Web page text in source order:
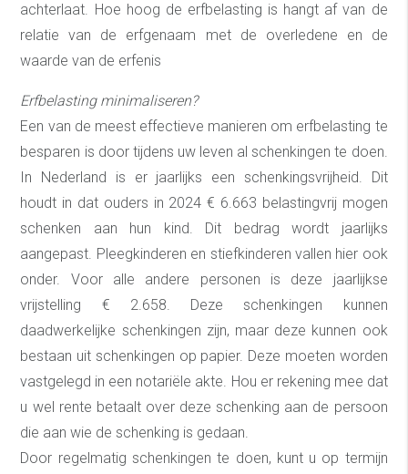
achterlaat. Hoe hoog de erfbelasting is hangt af van de
relatie van de erfgenaam met de overledene en de
waarde van de erfenis
Erfbelasting minimaliseren?
Een van de meest effectieve manieren om erfbelasting te
besparen is door tijdens uw leven al schenkingen te doen.
In Nederland is er jaarlijks een schenkingsvrijheid. Dit
houdt in dat ouders in 2024 € 6.663 belastingvrij mogen
schenken aan hun kind. Dit bedrag wordt jaarlijks
aangepast. Pleegkinderen en stiefkinderen vallen hier ook
onder. Voor alle andere personen is deze jaarlijkse
vrijstelling € 2.658. Deze schenkingen kunnen
daadwerkelijke schenkingen zijn, maar deze kunnen ook
bestaan uit schenkingen op papier. Deze moeten worden
vastgelegd in een notariële akte. Hou er rekening mee dat
u wel rente betaalt over deze schenking aan de persoon
die aan wie de schenking is gedaan.
Door regelmatig schenkingen te doen, kunt u op termijn